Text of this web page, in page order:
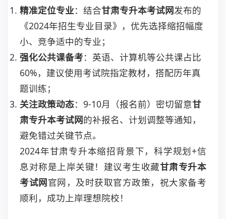
精准定位专业：结合甘肃专升本考试网发布的
《2024年招生专业目录》，优先选择缩招幅度
小、竞争适中的专业；
强化公共课备考：英语、计算机等公共课占比
60%，建议使用考试院指定教材，搭配历年真
题训练；
关注政策动态：9-10月（报名前）密切留意甘
肃专升本考试网的补报名、计划调整等通知，
避免错过关键节点。
2024年甘肃专升本缩招背景下，科学规划+信
息对称是上岸关键！建议考生收藏甘肃专升本
考试网官网，及时获取官方政策，祝大家备考
顺利，成功上岸理想院校！